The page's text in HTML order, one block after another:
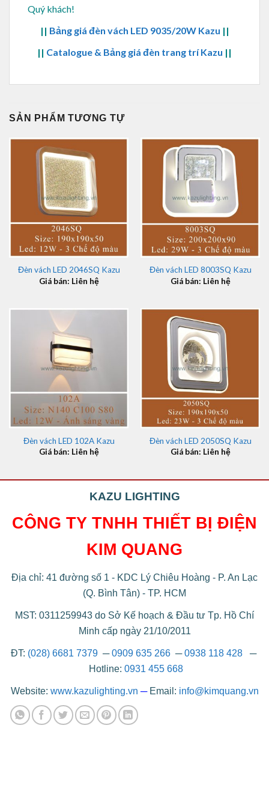
Quý khách!
|| Bảng giá đèn vách LED 9035/20W Kazu ||
|| Catalogue & Bảng giá đèn trang trí Kazu ||
SẢN PHẨM TƯƠNG TỰ
Đèn vách LED 2046SQ Kazu
Giá bán: Liên hệ
Đèn vách LED 8003SQ Kazu
Giá bán: Liên hệ
Đèn vách LED 102A Kazu
Giá bán: Liên hệ
Đèn vách LED 2050SQ Kazu
Giá bán: Liên hệ
KAZU LIGHTING
CÔNG TY TNHH THIẾT BỊ ĐIỆN
KIM QUANG
Địa chỉ: 41 đường số 1 - KDC Lý Chiêu Hoàng - P. An Lạc
(Q. Bình Tân) - TP. HCM
MST: 0311259943 do Sở Kế hoạch & Đầu tư Tp. Hồ Chí
Minh cấp ngày 21/10/2011
ĐT: (028) 6681 7379 ─0909 635 266─0938 118 428─
Hotline: 0931 455 668
Website: www.kazulighting.vn ─ Email: info@kimquang.vn